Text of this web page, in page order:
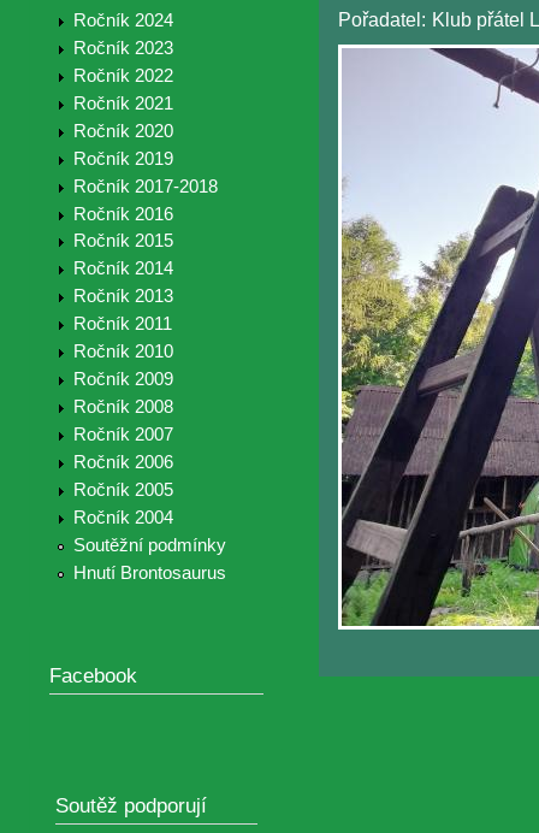
Ročník 2024
Ročník 2023
Ročník 2022
Ročník 2021
Ročník 2020
Ročník 2019
Ročník 2017-2018
Ročník 2016
Ročník 2015
Ročník 2014
Ročník 2013
Ročník 2011
Ročník 2010
Ročník 2009
Ročník 2008
Ročník 2007
Ročník 2006
Ročník 2005
Ročník 2004
Soutěžní podmínky
Hnutí Brontosaurus
Facebook
Soutěž podporují
Pořadatel: Klub přátel